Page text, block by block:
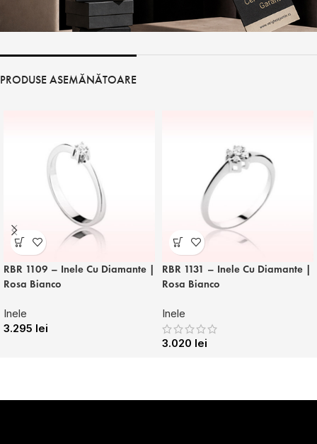
PRODUSE ASEMĂNĂTOARE
RBR 1109 – Inele Cu Diamante |
Rosa Bianco
Inele
3.295 lei
RBR 1131 – Inele Cu Diamante |
Rosa Bianco
Inele
3.020 lei